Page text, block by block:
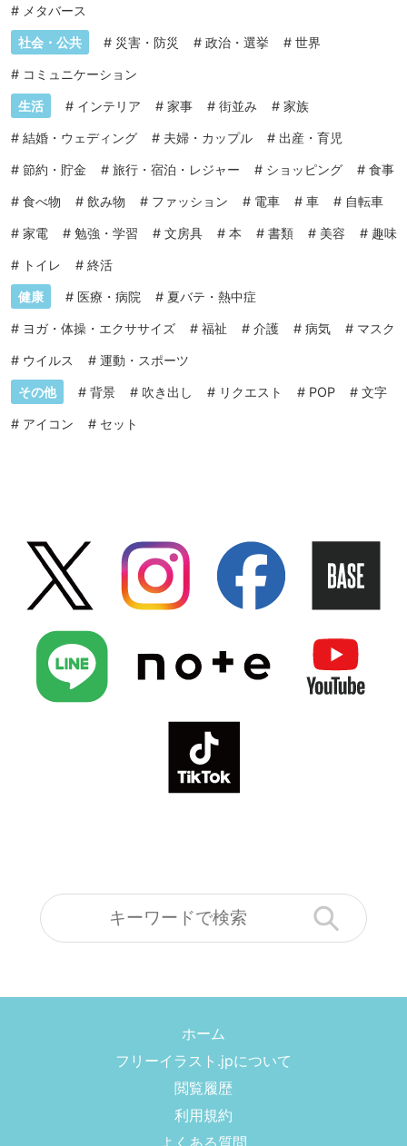
# メタバース
社会・公共 # 災害・防災 # 政治・選挙 # 世界
# コミュニケーション
生活 # インテリア # 家事 # 街並み # 家族
# 結婚・ウェディング # 夫婦・カップル # 出産・育児
# 節約・貯金 # 旅行・宿泊・レジャー # ショッピング # 食事
# 食べ物 # 飲み物 # ファッション # 電車 # 車 # 自転車
# 家電 # 勉強・学習 # 文房具 # 本 # 書類 # 美容 # 趣味
# トイレ # 終活
健康 # 医療・病院 # 夏バテ・熱中症
# ヨガ・体操・エクササイズ # 福祉 # 介護 # 病気 # マスク
# ウイルス # 運動・スポーツ
その他 # 背景 # 吹き出し # リクエスト # POP # 文字
# アイコン # セット
ホーム
フリーイラスト.jpについて
閲覧履歴
利用規約